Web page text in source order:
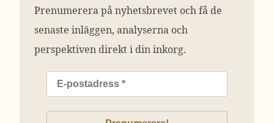
Prenumerera på nyhetsbrevet och få de
senaste inläggen, analyserna och
perspektiven direkt i din inkorg.